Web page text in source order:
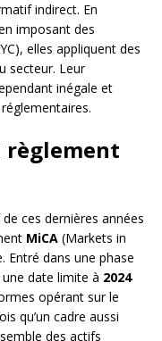
indirect. En
imposant des
elles appliquent des
secteur. Leur
inégale et
règlement
ces dernières années
MiCA (Markets in
Entré dans une phase
date limite à 2024
opérant sur le
qu’un cadre aussi
des actifs